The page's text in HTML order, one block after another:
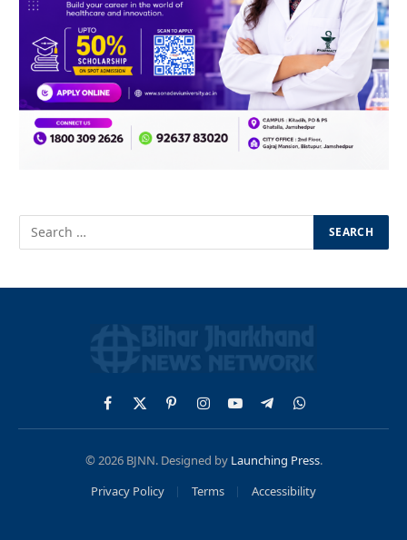
Facebook
X
(Twitter)
PinterestInstagram
YouTubeTelegramWhatsApp
© 2026 BJNN. Designed by Launching Press.
Privacy Policy
Terms Accessibility